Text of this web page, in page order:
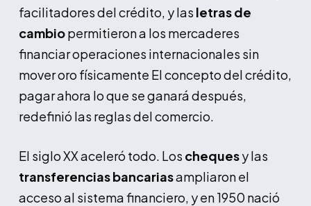
facilitadores del crédito, y las letras de
cambiopermitieron a los mercaderes
financiar operaciones internacionales sin
mover oro físicamente El concepto del crédito,
pagar ahora lo que se ganará después,
redefinió las reglas del comercio.
El siglo XX aceleró todo. Los chequesy las
transferencias bancariasampliaron el
acceso al sistema financiero, y en 1950 nació